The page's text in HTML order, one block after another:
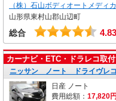
（株）石山ボディオートメディ
山形県東村山郡山辺町
総合 4.83
カーナビ・ETC・ドラレコ取付
ニッサン ノート ドライヴレ
日産 ノート
費用総額： 17,820円